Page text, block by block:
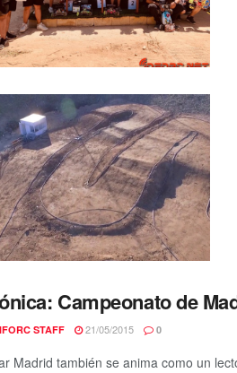
Campeonato de
STAFF 21/05/2015 0
Madrid también se anima como un